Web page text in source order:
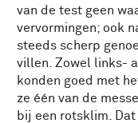
van de test geen
vervormingen; ook
steeds scherp
villen. Zowel links-
konden goed met
ze één van de
bij een rotsklim.